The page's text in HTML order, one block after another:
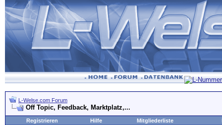
L-Welse.com Forum
Off Topic, Feedback, Marktplatz,...
Registrieren Hilfe Mitgliederliste